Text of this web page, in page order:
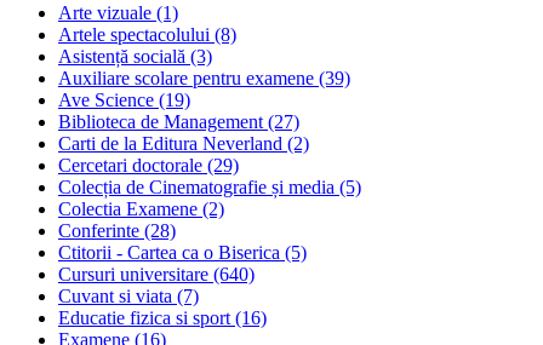
Arte vizuale (1)
Artele spectacolului (8)
Asistență socială (3)
Auxiliare scolare pentru examene (39)
Ave Science (19)
Biblioteca de Management (27)
Carti de la Editura Neverland (2)
Cercetari doctorale (29)
Colecția de Cinematografie și media (5)
Colectia Examene (2)
Conferinte (28)
Ctitorii - Cartea ca o Biserica (5)
Cursuri universitare (640)
Cuvant si viata (7)
Educatie fizica si sport (16)
Examene (16)